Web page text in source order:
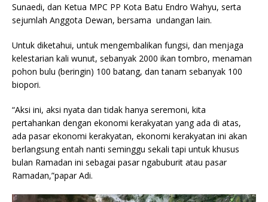
Sunaedi, dan Ketua MPC PP Kota Batu Endro Wahyu, serta
sejumlah Anggota Dewan, bersama undangan lain.
Untuk diketahui, untuk mengembalikan fungsi, dan menjaga
kelestarian kali wunut, sebanyak 2000 ikan tombro, menaman
pohon bulu (beringin) 100 batang, dan tanam sebanyak 100
biopori.
“Aksi ini, aksi nyata dan tidak hanya seremoni, kita
pertahankan dengan ekonomi kerakyatan yang ada di atas,
ada pasar ekonomi kerakyatan, ekonomi kerakyatan ini akan
berlangsung entah nanti seminggu sekali tapi untuk khusus
bulan Ramadan ini sebagai pasar ngabuburit atau pasar
Ramadan,”papar Adi.